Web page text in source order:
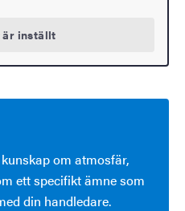
inställt
om atmosfär,
ett specifikt ämne som
din handledare.